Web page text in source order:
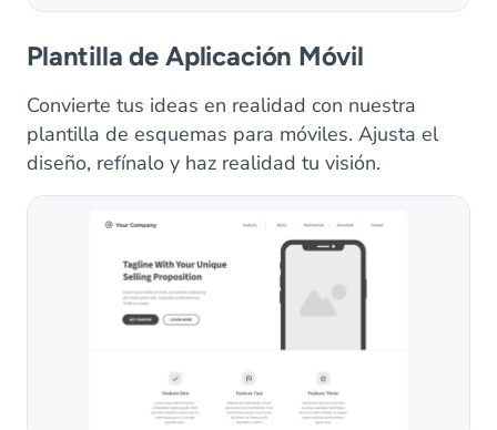
Plantilla de Aplicación Móvil
Convierte tus ideas en realidad con nuestra
plantilla de esquemas para móviles. Ajusta el
diseño, refínalo y haz realidad tu visión.